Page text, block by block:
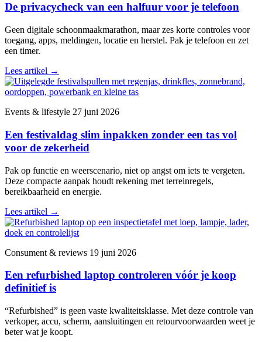
De privacycheck van een halfuur voor je telefoon
Geen digitale schoonmaakmarathon, maar zes korte controles voor
toegang, apps, meldingen, locatie en herstel. Pak je telefoon en zet
een timer.
Lees artikel →
Events & lifestyle 27 juni 2026
Een festivaldag slim inpakken zonder een tas vol
voor de zekerheid
Pak op functie en weerscenario, niet op angst om iets te vergeten.
Deze compacte aanpak houdt rekening met terreinregels,
bereikbaarheid en energie.
Lees artikel →
Consument & reviews 19 juni 2026
Een refurbished laptop controleren vóór je koop
definitief is
“Refurbished” is geen vaste kwaliteitsklasse. Met deze controle van
verkoper, accu, scherm, aansluitingen en retourvoorwaarden weet je
beter wat je koopt.